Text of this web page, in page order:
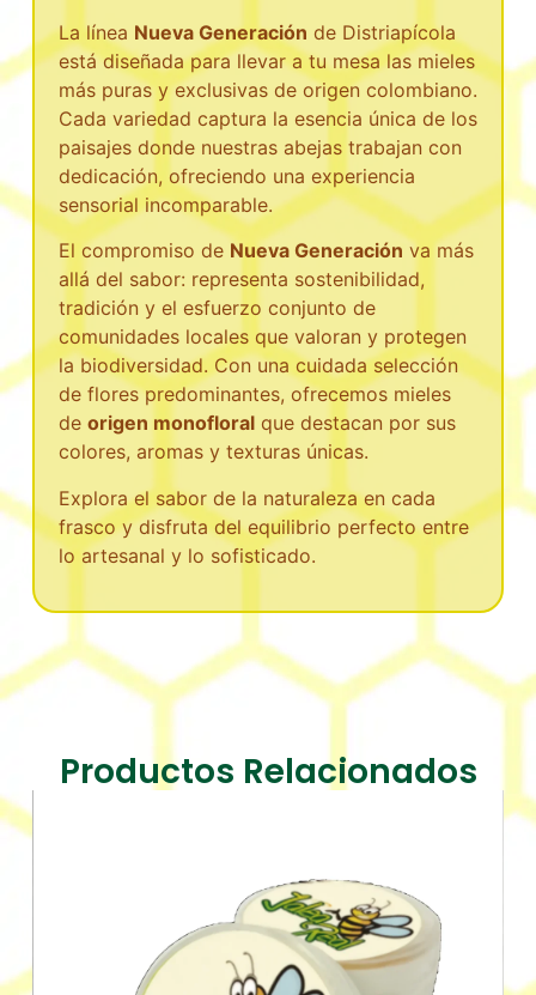
La línea Nueva Generación de Distriapícola
está diseñada para llevar a tu mesa las mieles
más puras y exclusivas de origen colombiano.
Cada variedad captura la esencia única de los
paisajes donde nuestras abejas trabajan con
dedicación, ofreciendo una experiencia
sensorial incomparable.
El compromiso de Nueva Generación va más
allá del sabor: representa sostenibilidad,
tradición y el esfuerzo conjunto de
comunidades locales que valoran y protegen
la biodiversidad. Con una cuidada selección
de flores predominantes, ofrecemos mieles
de origen monofloralque destacan por sus
colores, aromas y texturas únicas.
Explora el sabor de la naturaleza en cada
frasco y disfruta del equilibrio perfecto entre
lo artesanal y lo sofisticado.
Productos Relacionados